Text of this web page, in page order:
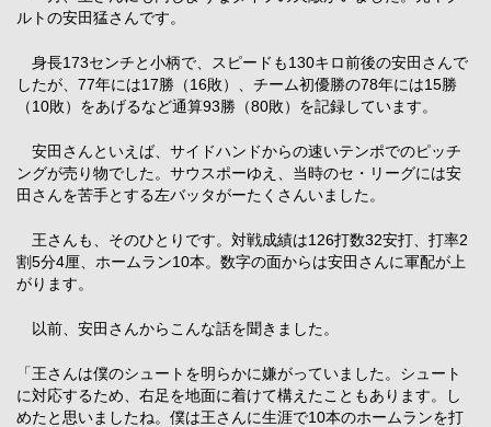
ルトの安田猛さんです。
身長173センチと小柄で、スピードも130キロ前後の安田さんで
したが、77年には17勝（16敗）、チーム初優勝の78年には15勝
（10敗）をあげるなど通算93勝（80敗）を記録しています。
安田さんといえば、サイドハンドからの速いテンポでのピッチ
ングが売り物でした。サウスポーゆえ、当時のセ・リーグには安
田さんを苦手とする左バッタがーたくさんいました。
王さんも、そのひとりです。対戦成績は126打数32安打、打率2
割5分4厘、ホームラン10本。数字の面からは安田さんに軍配が上
がります。
以前、安田さんからこんな話を聞きました。
「王さんは僕のシュートを明らかに嫌がっていました。シュート
に対応するため、右足を地面に着けて構えたこともあります。し
めたと思いましたね。僕は王さんに生涯で10本のホームランを打